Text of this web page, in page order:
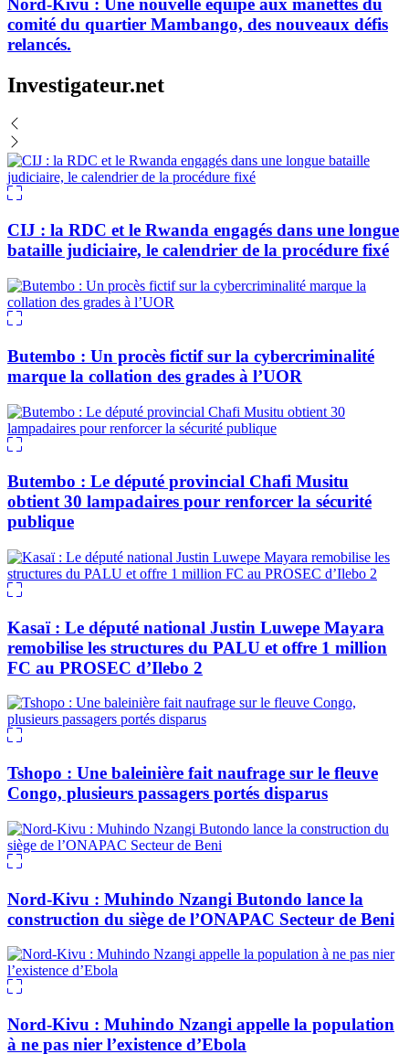
Nord-Kivu : Une nouvelle équipe aux manettes du
comité du quartier Mambango, des nouveaux défis
relancés.
Investigateur.net
CIJ : la RDC et le Rwanda engagés dans une longue
bataille judiciaire, le calendrier de la procédure fixé
Butembo : Un procès fictif sur la cybercriminalité
marque la collation des grades à l’UOR
Butembo : Le député provincial Chafi Musitu
obtient 30 lampadaires pour renforcer la sécurité
publique
Kasaï : Le député national Justin Luwepe Mayara
remobilise les structures du PALU et offre 1 million
FC au PROSEC d’Ilebo 2
Tshopo : Une baleinière fait naufrage sur le fleuve
Congo, plusieurs passagers portés disparus
Nord-Kivu : Muhindo Nzangi Butondo lance la
construction du siège de l’ONAPAC Secteur de Beni
Nord-Kivu : Muhindo Nzangi appelle la population
à ne pas nier l’existence d’Ebola